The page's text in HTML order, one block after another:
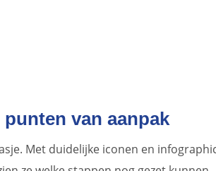
van aanpak
Met duidelijke iconen en